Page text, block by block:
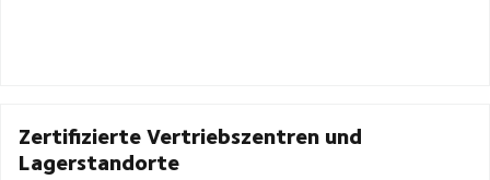
Zertifizierte Vertriebszentren und
Lagerstandorte